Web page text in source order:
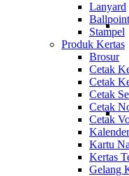
Lanyard
Ballpoint
Stampel
Produk Kertas
Brosur
Cetak
Cetak
Cetak
Cetak
Cetak
Kalender
Kartu
Kertas
Gelang